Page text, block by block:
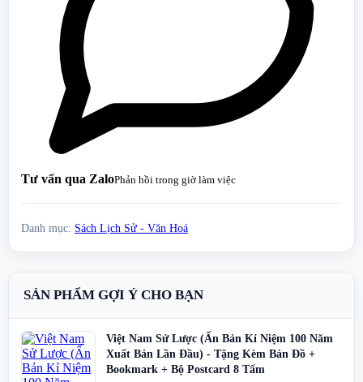
Tư vấn qua ZaloPhản hồi trong giờ làm việc
Danh mục: Sách Lịch Sử - Văn Hoá
SẢN PHẨM GỢI Ý CHO BẠN
Việt Nam Sử Lược (Ấn Bản Kỉ Niệm 100 Năm
Xuất Bản Lần Đầu) - Tặng Kèm Bản Đồ +
Bookmark + Bộ Postcard 8 Tấm